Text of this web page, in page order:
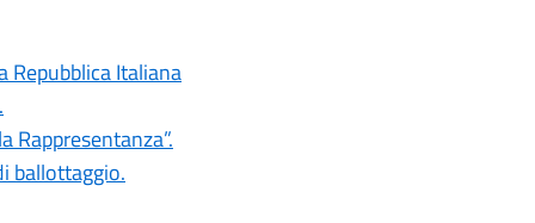
Repubblica Italiana
Rappresentanza”.
ballottaggio.